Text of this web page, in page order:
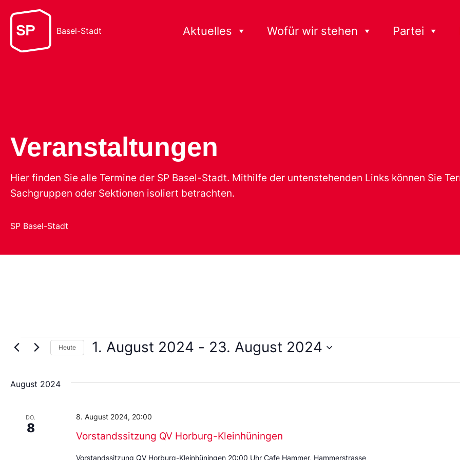
Basel-Stadt Aktuelles Wofür wir stehen Partei
Veranstaltungen
Hier finden Sie alle Termine der SP Basel-Stadt. Mithilfe der untenstehenden Links können Sie
Sachgruppen oder Sektionen isoliert betrachten.
SP Basel-Stadt
Heute 1. August 2024 - 23. August 2024
das
August 2024
DO.
8
Vorstandssitzung QV Horburg-Kleinhüningen
8. August 2024, 20:00
Vorstandssitzung QV Horburg-Kleinhüningen 20:00 Uhr Cafe Hammer, Hammerstrasse